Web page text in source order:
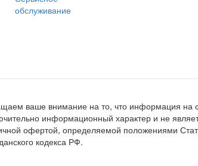
обслуживание
ваше внимание на то, что информация на
информационный характер и не
офертой, определяемой положениями
кодекса РФ.